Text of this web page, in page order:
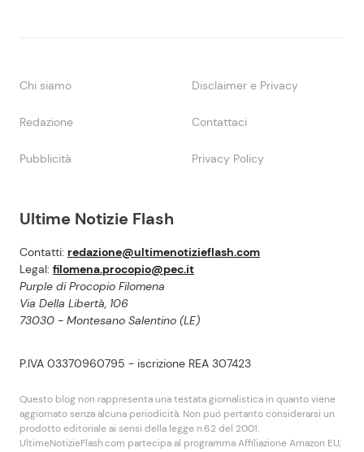
Ultime Notizie Flash
Contatti: redazione@ultimenotizieflash.com
Legal: filomena.procopio@pec.it
Purple di Procopio Filomena
Via Della Libertà, 106
73030 - Montesano Salentino (LE)
P.IVA 03370960795 - iscrizione REA 307423
Questo blog non rappresenta una testata giornalistica in quanto viene
aggiornato senza alcuna periodicità. Non puó pertanto considerarsi un
prodotto editoriale ai sensi della legge n.62 del 2001.
UltimeNotizieFlash.com partecipa al programma Affiliazione Amazon EU,
Chi siamo Disclaimer e Privacy
Redazione Contattaci
Pubblicità Privacy Policy